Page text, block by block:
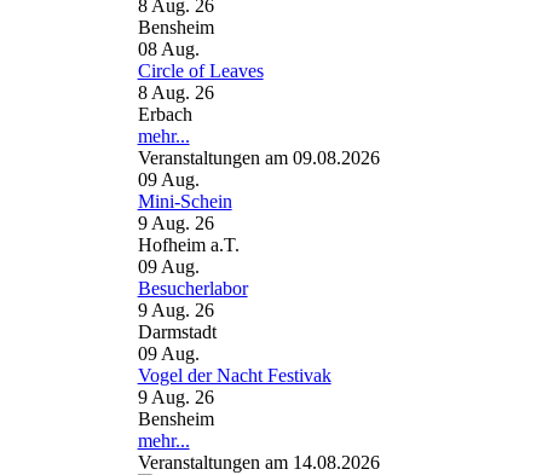
8 Aug. 26
Bensheim
08 Aug.
Circle of Leaves
8 Aug. 26
Erbach
mehr...
Veranstaltungen am 09.08.2026
09 Aug.
Mini-Schein
9 Aug. 26
Hofheim a.T.
09 Aug.
Besucherlabor
9 Aug. 26
Darmstadt
09 Aug.
Vogel der Nacht Festivak
9 Aug. 26
Bensheim
mehr...
Veranstaltungen am 14.08.2026